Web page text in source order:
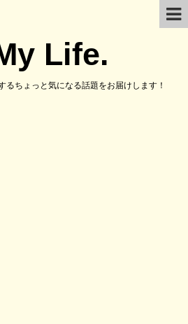
Life.
るちょっと気になる話題をお届けします！